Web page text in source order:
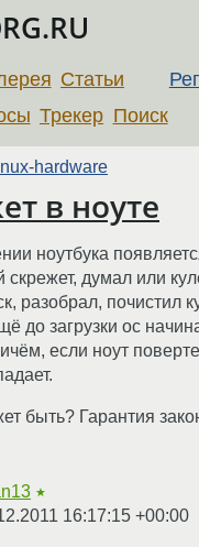
Статьи
Трекер Поиск
hardware
в ноуте
ноутбука
скрежет, думал или
разобрал, почистил
до загрузки ос
если ноут
быть? Гарантия
★
16:17:15 +00:00